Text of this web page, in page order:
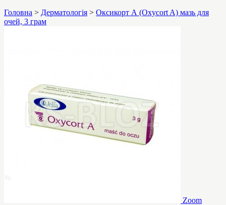
Головна > Дерматологія > Оксикорт А (Oxycort A) мазь для
очей, 3 грам
Zoom